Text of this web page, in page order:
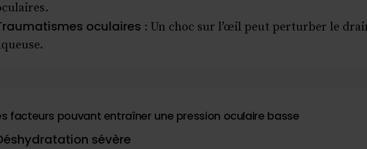
oculaires : Un choc sur l’œil peut perturber le
facteurs pouvant entraîner une pression oculaire basse
sévère